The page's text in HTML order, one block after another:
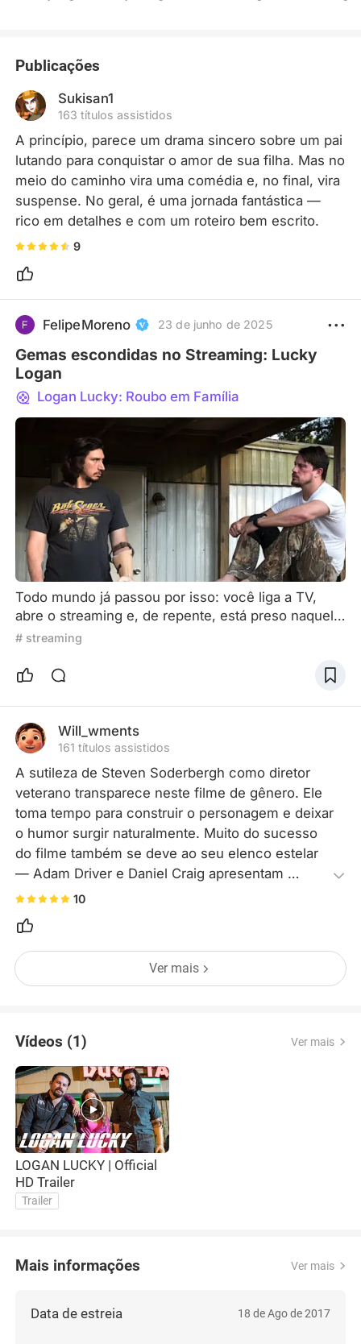
Publicações
Sukisan1
163 títulos assistidos
A princípio, parece um drama sincero sobre um pai
lutando para conquistar o amor de sua filha. Mas no
meio do caminho vira uma comédia e, no final, vira
suspense. No geral, é uma jornada fantástica —
rico em detalhes e com um roteiro bem escrito.
9
FelipeMoreno 23 de junho de 2025
Gemas escondidas no Streaming: Lucky
Logan
Logan Lucky: Roubo em Família
Todo mundo já passou por isso: você liga a TV,
abre o streaming e, de repente, está preso naquele
limbo de rolar infinitamente o catálogo sem
costuma virar uma pequena batalha doméstica. Eu
às vezes quase meia hora — tentando chegar a um
acordo. Um quer algo leve, o outro quer suspense.
Um quer novi
# streaming
Will_wments
161 títulos assistidos
A sutileza de Steven Soderbergh como diretor
veterano transparece neste filme de gênero. Ele
toma tempo para construir o personagem e deixar
o humor surgir naturalmente. Muito do sucesso
do filme também se deve ao seu elenco estelar
— Adam Driver e Daniel Craig apresentam
atuações de destaque.
10
Ver mais
Vídeos (1) Ver mais
LOGAN LUCKY | Official
HD Trailer
Trailer
Mais informações Ver mais
Data de estreia 18 de Ago de 2017